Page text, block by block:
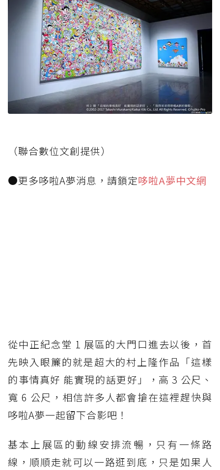
（聯合數位文創提供）
●更多哆啦A夢消息，請鎖定哆啦A夢中文網
從中正紀念堂 1 展區的大門口進去以後，首
先映入眼簾的就是超大的村上隆作品「這樣
的事情真好 能實現的話更好」，高 3 公尺、
寬 6 公尺，相信許多人都會搶在這裡趕快與
哆啦A夢一起留下合影吧！
基本上展區的動線安排流暢，只有一條路
線，順順走就可以一路逛到底，只是如果人